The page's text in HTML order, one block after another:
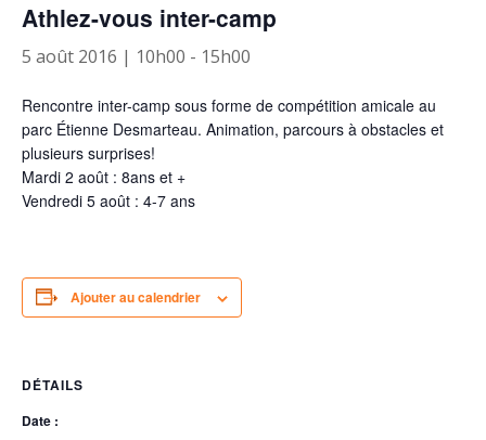
Athlez-vous inter-camp
5 août 2016 | 10h00 - 15h00
Rencontre inter-camp sous forme de compétition amicale au
parc Étienne Desmarteau. Animation, parcours à obstacles et
plusieurs surprises!
Mardi 2 août : 8ans et +
Vendredi 5 août : 4-7 ans
Ajouter au calendrier
DÉTAILS
Date :